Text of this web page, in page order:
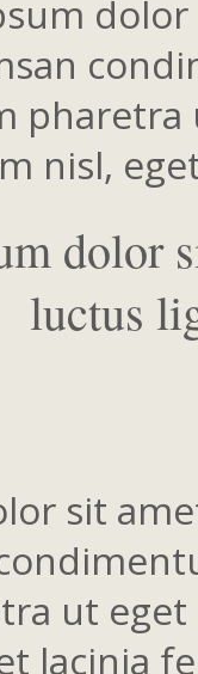
nisl,
dolor
luctus
sit
ut
lacinia